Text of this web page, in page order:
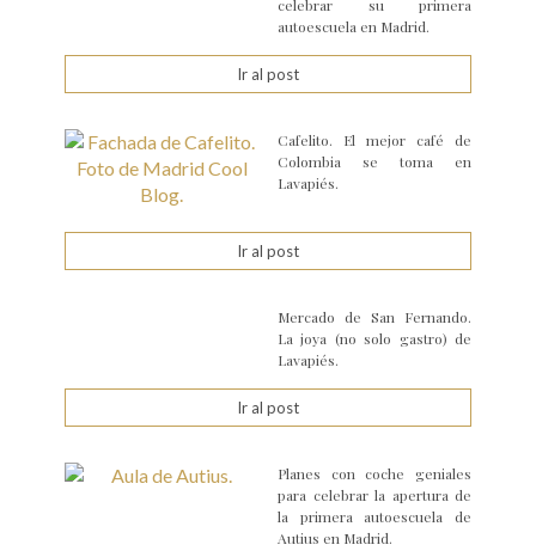
celebrar su primera
autoescuela en Madrid.
Ir al post
Cafelito. El mejor café de
Colombia se toma en
Lavapiés.
Ir al post
Mercado de San Fernando.
La joya (no solo gastro) de
Lavapiés.
Ir al post
Planes con coche geniales
para celebrar la apertura de
la primera autoescuela de
Autius en Madrid.